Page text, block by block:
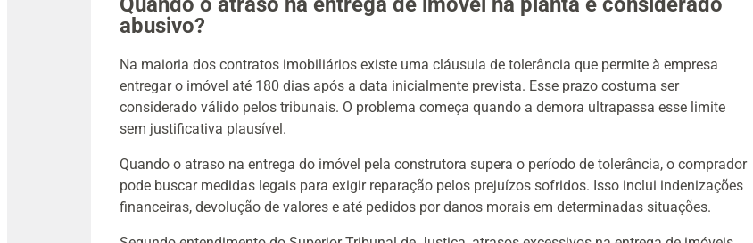
abusivo?
Na maioria dos contratos imobiliários existe uma cláusula de tolerância que permite à empresa
entregar o imóvel até 180 dias após a data inicialmente prevista. Esse prazo costuma ser
considerado válido pelos tribunais. O problema começa quando a demora ultrapassa esse limite
sem justificativa plausível.
Quando o atraso na entrega do imóvel pela construtora supera o período de tolerância, o comprador
pode buscar medidas legais para exigir reparação pelos prejuízos sofridos. Isso inclui indenizações
financeiras, devolução de valores e até pedidos por danos morais em determinadas situações.